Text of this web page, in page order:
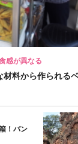
感が異なる
材料から作られる
！バン